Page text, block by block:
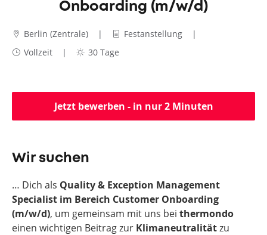
Onboarding (m/w/d)
Berlin (Zentrale)
Festanstellung
Vollzeit
30 Tage
Jetzt bewerben - in nur 2 Minuten
Wir suchen
… Dich als Quality & Exception Management
Specialist im Bereich Customer Onboarding
(m/w/d), um gemeinsam mit uns bei thermondo
einen wichtigen Beitrag zur Klimaneutralitätzu